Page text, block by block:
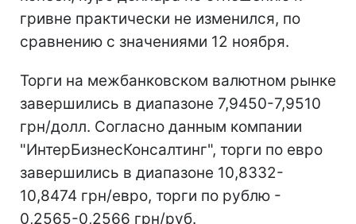
гривне практически не изменился, по
сравнению с значениями 12 ноября.
Торги на межбанковском валютном рынке
завершились в диапазоне 7,9450-7,9510
грн/долл. Согласно данным компании
"ИнтерБизнесКонсалтинг", торги по евро
завершились в диапазоне 10,8332-
10,8474 грн/евро, торги по рублю -
0,2565-0,2566 грн/руб.